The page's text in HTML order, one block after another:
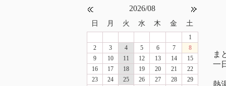
ま
一
熱
2026/08
日 月 火 水 木 金 土
1
2
3 4 5 6 7
8
9
10 11 12 13 14
15
16
17 18 19 20 21
22
23
24 25 26 27 28
29